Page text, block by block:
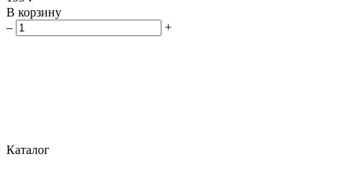
В корзину
–
+
Каталог